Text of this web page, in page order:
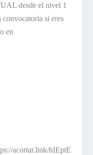
desde el nivel 1
convocatoria si eres
en
acortar.link/hIEptE